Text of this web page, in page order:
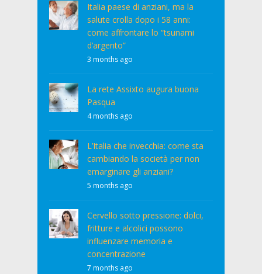
Italia paese di anziani, ma la
salute crolla dopo i 58 anni:
come affrontare lo “tsunami
d’argento”
3 months ago
La rete Assixto augura buona
Pasqua
4 months ago
L’Italia che invecchia: come sta
cambiando la società per non
emarginare gli anziani?
5 months ago
Cervello sotto pressione: dolci,
fritture e alcolici possono
influenzare memoria e
concentrazione
7 months ago